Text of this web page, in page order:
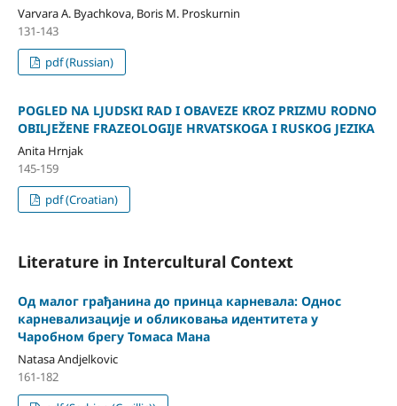
Varvara A. Byachkova, Boris M. Proskurnin
131-143
pdf (Russian)
POGLED NA LJUDSKI RAD I OBAVEZE KROZ PRIZMU RODNO
OBILJEŽENE FRAZEOLOGIJE HRVATSKOGA I RUSKOG JEZIKA
Anita Hrnjak
145-159
pdf (Croatian)
Literature in Intercultural Context
Од малог грађанина до принца карневала: Однос
карневализације и обликовања идентитета у
Чаробном брегу Томаса Мана
Natasa Andjelkovic
161-182